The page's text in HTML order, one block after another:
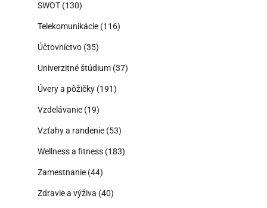
SWOT (130)
Telekomunikácie (116)
Účtovníctvo (35)
Univerzitné štúdium (37)
Úvery a pôžičky (191)
Vzdelávanie (19)
Vzťahy a randenie (53)
Wellness a fitness (183)
Zamestnanie (44)
Zdravie a výživa (40)